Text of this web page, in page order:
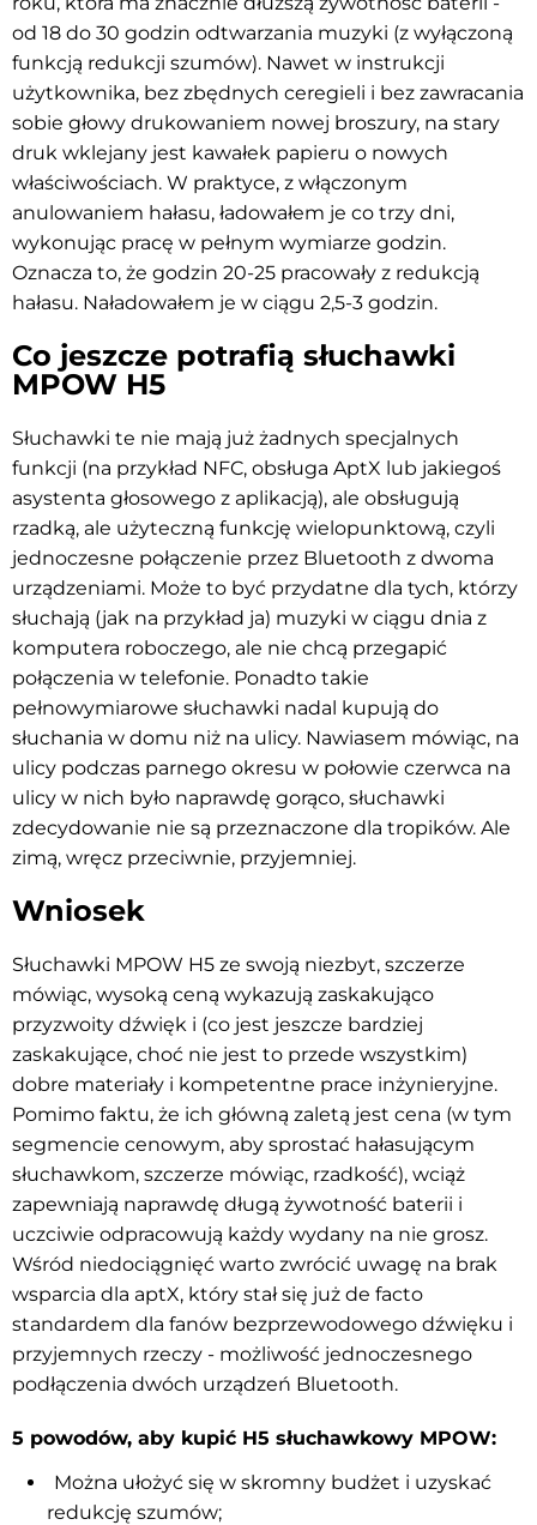
od 18 do 30 godzin odtwarzania muzyki (z wyłączoną
funkcją redukcji szumów). Nawet w instrukcji
użytkownika, bez zbędnych ceregieli i bez zawracania
sobie głowy drukowaniem nowej broszury, na stary
druk wklejany jest kawałek papieru o nowych
właściwościach. W praktyce, z włączonym
anulowaniem hałasu, ładowałem je co trzy dni,
wykonując pracę w pełnym wymiarze godzin.
Oznacza to, że godzin 20-25 pracowały z redukcją
hałasu. Naładowałem je w ciągu 2,5-3 godzin.
Co jeszcze potrafią słuchawki
MPOW H5
Słuchawki te nie mają już żadnych specjalnych
funkcji (na przykład NFC, obsługa AptX lub jakiegoś
asystenta głosowego z aplikacją), ale obsługują
rzadką, ale użyteczną funkcję wielopunktową, czyli
jednoczesne połączenie przez Bluetooth z dwoma
urządzeniami. Może to być przydatne dla tych, którzy
słuchają (jak na przykład ja) muzyki w ciągu dnia z
komputera roboczego, ale nie chcą przegapić
połączenia w telefonie. Ponadto takie
pełnowymiarowe słuchawki nadal kupują do
słuchania w domu niż na ulicy. Nawiasem mówiąc, na
ulicy podczas parnego okresu w połowie czerwca na
ulicy w nich było naprawdę gorąco, słuchawki
zdecydowanie nie są przeznaczone dla tropików. Ale
zimą, wręcz przeciwnie, przyjemniej.
Wniosek
Słuchawki MPOW H5 ze swoją niezbyt, szczerze
mówiąc, wysoką ceną wykazują zaskakująco
przyzwoity dźwięk i (co jest jeszcze bardziej
zaskakujące, choć nie jest to przede wszystkim)
dobre materiały i kompetentne prace inżynieryjne.
Pomimo faktu, że ich główną zaletą jest cena (w tym
segmencie cenowym, aby sprostać hałasującym
słuchawkom, szczerze mówiąc, rzadkość), wciąż
zapewniają naprawdę długą żywotność baterii i
uczciwie odpracowują każdy wydany na nie grosz.
Wśród niedociągnięć warto zwrócić uwagę na brak
wsparcia dla aptX, który stał się już de facto
standardem dla fanów bezprzewodowego dźwięku i
przyjemnych rzeczy - możliwość jednoczesnego
podłączenia dwóch urządzeń Bluetooth.
5 powodów, aby kupić H5 słuchawkowy MPOW:
Można ułożyć się w skromny budżet i uzyskać
redukcję szumów;